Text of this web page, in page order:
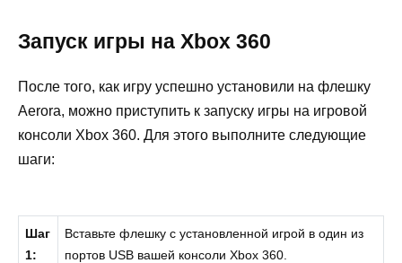
Запуск игры на Xbox 360
После того, как игру успешно установили на флешку
Aerora, можно приступить к запуску игры на игровой
консоли Xbox 360. Для этого выполните следующие
шаги:
Шаг
1:
Вставьте флешку с установленной игрой в один из
портов USB вашей консоли Xbox 360.